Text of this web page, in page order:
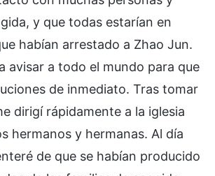
y que todas estarían en
habían arrestado a Zhao Jun.
avisar a todo el mundo para que
de inmediato. Tras tomar
dirigí rápidamente a la iglesia
hermanos y hermanas. Al día
de que se habían producido